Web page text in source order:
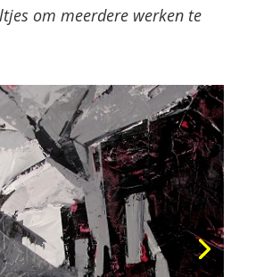
om meerdere werken te